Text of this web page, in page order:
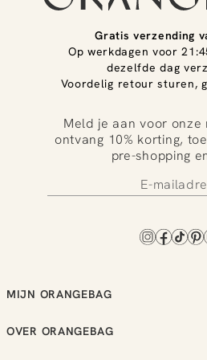
Gratis verzending
Op werkdagen voor
dezelfde dag
Voordelig retour sturen,
Meld je aan voor onze
ontvang 10% korting,
pre-shopping
MIJN ORANGEBAG
Regel je retouren
OVER ORANGEBAG